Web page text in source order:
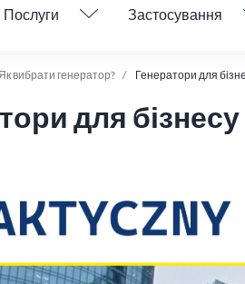
Послуги Застосування
вибрати генератор? Генератори для
для бізнесу